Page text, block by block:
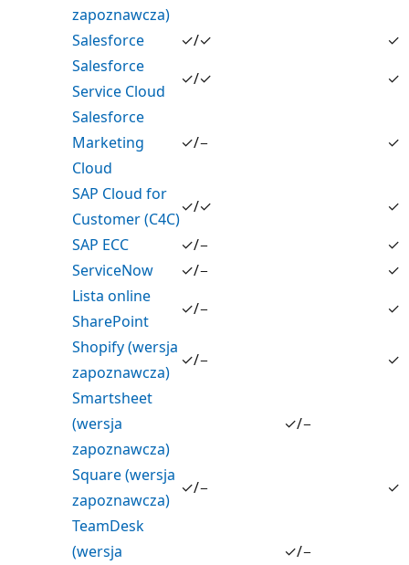
zapoznawcza)
Salesforce ✓/✓
✓
Salesforce
Service Cloud
✓/✓
✓
Salesforce
Marketing
Cloud
✓/− ✓
SAP Cloud for
Customer (C4C)
✓/✓
✓
SAP ECC
✓/−
✓
ServiceNow
✓/−
✓
Lista online
SharePoint
✓/−
✓
Shopify (wersja
zapoznawcza)
✓/−
✓
Smartsheet
(wersja
zapoznawcza)
✓/−
Square (wersja
zapoznawcza)
✓/−
✓
TeamDesk
(wersja
✓/−